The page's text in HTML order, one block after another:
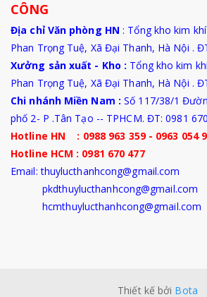
CÔNG
Địa chỉ Văn phòng HN: Tổng kho kim
Phan Trọng Tuệ, Xã Đại Thanh, Hà Nội .
Xưởng sản xuất - Kho : Tổng kho kim
Phan Trọng Tuệ, Xã Đại Thanh, Hà Nội .
Chi nhánh Miền Nam : Số 117/38/1
phố 2- P .Tân Tạo -- TPHCM. ĐT: 0981
Hotline HN : 0988 963 359 - 0963 054
Hotline HCM : 0981 670 477
Email: thuylucthanhcong@gmail.com
pkdthuylucthanhcong@gmail.com
hcmthuylucthanhcong@gmail.com
Thiết kế bởi Bota